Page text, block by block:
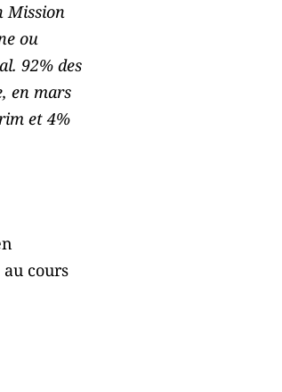
Mission
ou
92% des
en mars
et 4%
cours